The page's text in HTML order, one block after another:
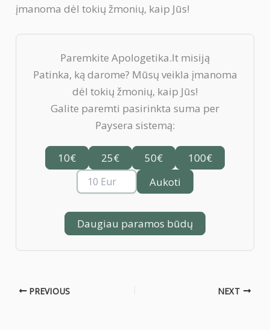
įmanoma dėl tokių žmonių, kaip Jūs!
Paremkite Apologetika.lt misiją
Patinka, ką darome? Mūsų veikla įmanoma
dėl tokių žmonių, kaip Jūs!
Galite paremti pasirinkta suma per
Paysera sistemą:
10€ 25€ 50€
100€
Aukoti
Daugiau paramos būdų
PREVIOUS NEXT